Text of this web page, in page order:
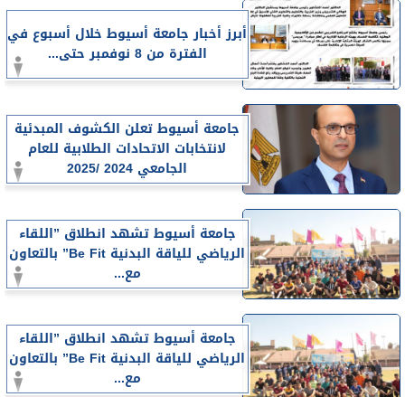
أبرز أخبار جامعة أسيوط خلال أسبوع في
الفترة من 8 نوفمبر حتى...
جامعة أسيوط تعلن الكشوف المبدئية
لانتخابات الاتحادات الطلابية للعام
الجامعي 2024 /2025
جامعة أسيوط تشهد انطلاق ”اللقاء
الرياضي للياقة البدنية Be Fit” بالتعاون
مع...
جامعة أسيوط تشهد انطلاق ”اللقاء
الرياضي للياقة البدنية Be Fit” بالتعاون
مع...